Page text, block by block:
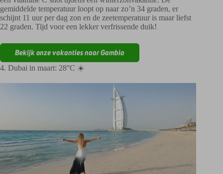
gemiddelde temperatuur loopt op naar zo’n 34 graden, er
schijnt 11 uur per dag zon en de zeetemperatuur is maar liefst
22 graden. Tijd voor een lekker verfrissende duik!
Bekijk onze vakanties naar Gambia
4. Dubai in maart: 28°C ☀️